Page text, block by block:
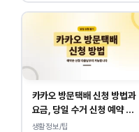
카카오 방문택배 신청 방법과
요금, 당일 수거 신청 예약 안
내
생활정보/팁